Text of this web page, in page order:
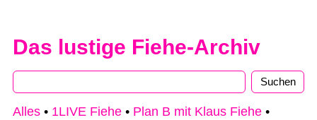
Das lustige Fiehe-Archiv
Alles • 1LIVE Fiehe • Plan B mit Klaus Fiehe •